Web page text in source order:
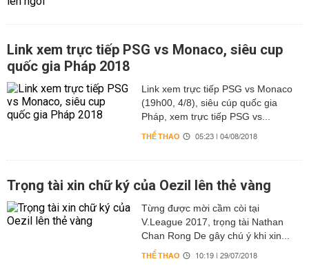
Link xem trực tiếp PSG vs Monaco, siêu cup
quốc gia Pháp 2018
Link xem trực tiếp PSG vs Monaco
(19h00, 4/8), siêu cúp quốc gia
Pháp, xem trực tiếp PSG vs...
THỂ THAO 05:23 | 04/08/2018
Trọng tài xin chữ ký của Oezil lên thẻ vàng
Từng được mời cầm còi tại
V.League 2017, trọng tài Nathan
Chan Rong De gây chú ý khi xin...
THỂ THAO 10:19 | 29/07/2018